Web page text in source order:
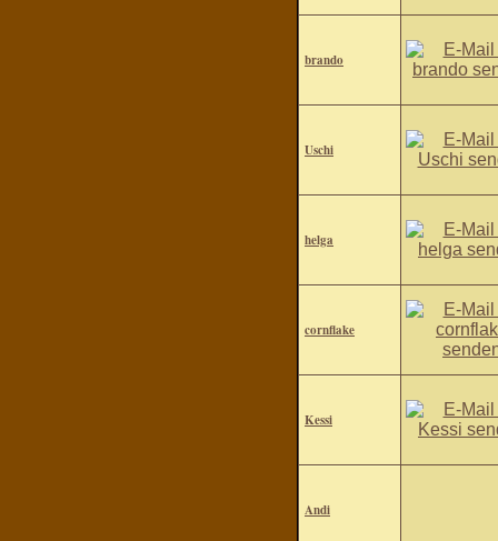
brando
Uschi
helga
cornflake
Kessi
Andi